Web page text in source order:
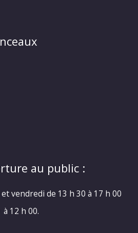
au public :
vendredi de 13 h 30 à 17 h 00
12 h 00.